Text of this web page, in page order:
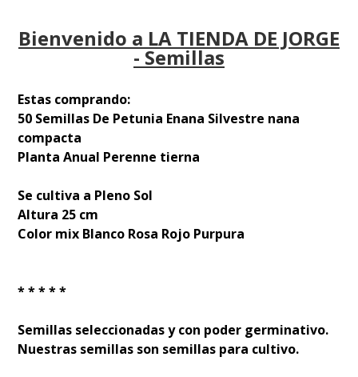
Bienvenido a LA TIENDA DE JORGE
- Semillas
Estas comprando:
50 Semillas De Petunia Enana Silvestre nana
compacta
Planta Anual Perenne tierna
Se cultiva a Pleno Sol
Altura 25 cm
Color mix Blanco Rosa Rojo Purpura
* * * * *
Semillas seleccionadas y con poder germinativo.
Nuestras semillas son semillas para cultivo.